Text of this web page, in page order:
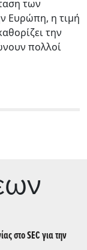
των
Ευρώπη, η τιμή
την
πολλοί
στο SEC για την